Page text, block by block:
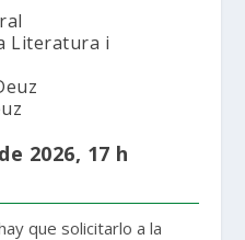
Literatura i
2026, 17 h
que solicitarlo a la